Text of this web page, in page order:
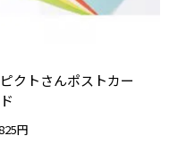
ピクトさんポストカー
ド
円